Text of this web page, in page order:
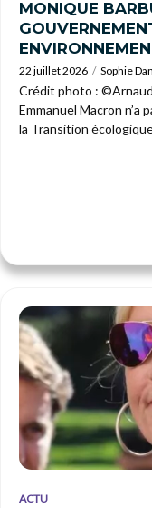
MONIQUE
22 juillet 2026 Sophie
Crédit photo :
Emmanuel Macron n’a
la Transition
ACTU